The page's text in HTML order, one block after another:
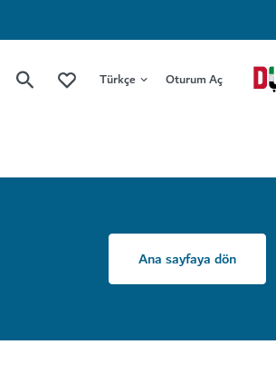
Türkçe Oturum Aç
Ana sayfaya dön